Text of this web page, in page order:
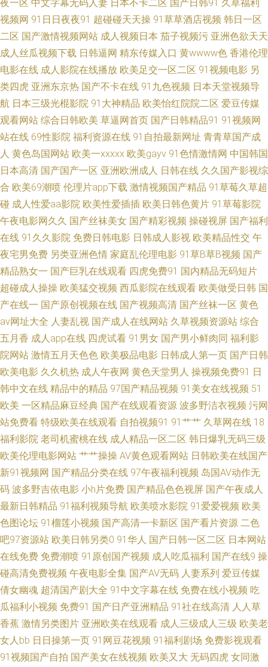
网 超碰人人操 黑料嫩草人人 免费电影在线观看网站 日本色色资源 亚洲最大
色 91免费网站在线观看 操AV免费碰 丰满老师做爰8 久久久久国产欧美 人人
成人AV影院 天堂网在线视频 日本综合视频 日韩一二三四区不卡 人人爱人人
操人人做 日韩色tv 久草精品资源 av天堂网影音 先锋影音人妖 欧美成人在线
播放乱妇 操操色AV 在线欧美视频 人人舔人人乐 国产精品91看片网 91玩游
戏盒子 无码在线播放 免费的电视剧网站 俺去也俺去啦 亚洲国产日韩AV 偶偶
福利97 东京热伊人av 69精品视频 日本伦理电影院 国产性爱一区 91在线成
人私人影院 天天操人妻 榴莲福利导航 www99re热5 新金瓶梅ii 青青草电影网
成人AV超碰 制服丝袜 日韩精品v 激情福利夜间视频社区 Av狼友网 亚洲a级毛
片 欧淫导航 大香蕉伊视频 人人爽人人色 平凡之路电视机免费观看 高黄网站
久久 91网页在线看 色五月最新网址 人人影院官网 国产熟女露脸91 91视频
最新网址 色淫淫撸撸亚洲 免费美女网站91看 狼友综合网 www日本高清 亚
洲欧美日韩a 手机看片欧美 蜜桃91网站 超碰97资源站九七库 自拍日本 日韩
精品乱 精品人妻免 97影院色伦色色 香蕉在线视频 欧洲精品六区 精品欧美成
人 AV喷水操逼 一本久色 人人妻人人上 国产精久久超碰 91视频在线观看入口
美日韩区 人人看人人爱人人色 国产精品熟女久久久久浪 91网站入口免费观
看 天天操超碰在镇江 欧美按摩干片网 天天操人人爱 人人操人人草AV 国产精
品网页 91新视频 婷婷日韩巨乳色噜噜 欧美精品第四页 超碰亚洲首页 自偷白
拍 日韩高清无码久久 欧美综合成人 人人爽人人操人人操 素人人妻AV 91色迷
影院 AV网址大全国产少妇 超碰人人爱爱97 菠萝综合 依依情人网 先锋资源久
久日av 人人爱人人乐人人爽 国产精品欧美日韩中文字幕 96av超碰 午夜老司
夜一区 中文字幕无码人妻 日本不卡二区 国产日韩91 久草福利
视频网 91日日夜夜91 超碰碰天天操 91草草酒店视频 韩日一区
二区 国产激情视频网站 成人视频日本 茄子视频污 亚洲色欲天天
成人丝瓜视频下载 日韩逼网 精东传媒入口 黄wwww色 香港伦理
电影在线 成人影院在线播放 欧美足交一区二区 91视频电影 另
类四虎 亚洲东京热 国产不卡在线 91九色视频 日本天堂视频导
航 日本三级光棍影院 91大神精品 欧美怡红院院二区 爱豆传媒
观看网站 综合日韩欧美 草逼网首页 国产日韩精品91 91视频网
站在线 69性影院 福利资源在线 91自拍最新网址 青青草国产成
人 黄色岛国网站 欧美一xxxxx 欧美gayv 91色情激情网 中国韩国
日本高清 国产国产一区 亚洲欧洲成人 日韩在线 久久国产影视综
合 欧美69潮喷 伦理片app下载 激情视频国产精品 91草莓久草超
碰 成人性爱aa影院 欧美性爱插插 欧美日韩色黄片 91草莓影院
午夜电影网久久 国产丝袜美女 国产精彩视频 操碰视屏 国产福利
在线 91久久影院 免费日韩电影 日韩成人影视 欧美精品性交 午
夜宅男免费 另类亚洲色情 家庭乱伦理电影 91草B草B视频 国产
精品熟女一 国产巨乳在线观看 四虎免费91 国内精品无码短片
超碰成人操操 欧美猛交视频 西瓜影院在线观看 欧美做受日韩 国
产在线一 国产原创视频在线 国产视频高清 国产丝袜一区 黄色
av网址大全 人妻乱视 国产成人在线网站 久草视频资源站 综合
五月香 成人app在线 四虎试看 91男女 国产男小鲜肉同 福利影
院网站 激情五月天色色 欧美极品电影 日韩成人第一页 国产日韩
欧美电影 久久机热 成人午夜网 黄色天堂男人 操视频免费91 日
韩中文在线 精品中的精品 97国产精品视频 91美女在线视频 51
欧美 一区精品麻豆经典 国产在线观看资源 波多野洁衣视频 污网
站免费看 特级欧美在线观看 自拍视频91 91艹艹 久草网在线 18
福利影院 老司机蜜桃在线 成人精品一区二区 韩日爆乳无码三级
欧美伦理电影网站 艹艹操操 AV黄色观看网站 日韩欧美在线国产
新91视频网 国产精品分类在线 97午夜福利视频 岛国AV动作无
码 波多野吉依电影 小h片免费 国产精品色色视屏 国产午夜成人
最新日韩精品 91福利视频导航 欧美喷水影院 91爱爱视频 欧美
色图论坛 91榴莲小视频 国产高清一卡新区 国产看片资源 二色
吧97资源站 欧美日韩另类0 91华人 国产日韩一区二区 日本网站
在线免费 免费潮喷 91原创国产视频 成人吃瓜福利 国产在线9 操
碰高清免费视频 午夜电影全集 国产AV无码 人妻系列 爱豆传媒
倩女幽魂 超清国产剧大全 91中文字幕在线 免费在线小视频 吃
瓜福利小视频 免费91 国产日产亚洲精品 91社在线高清 人人草
香蕉 激情另类图片 亚洲欧美在线观看 成人三级成人三级 欧美老
女人bb 日日操第一页 91网豆花视频 91福利剧场 免费影视观看
91视频国产自拍 国产美女在线视频 欧美又大 无码四虎 女同激